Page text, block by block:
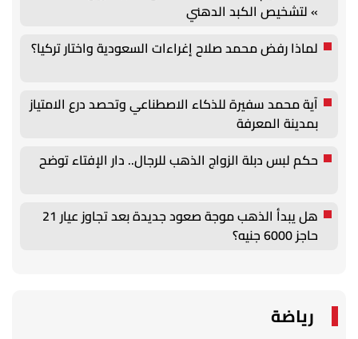
» لتشخيص الكبد الدهني
لماذا رفض محمد صلاح إغراءات السعودية واختار تركيا؟
آية محمد سفيرة للذكاء الاصطناعي وتحصد درع الامتياز
بمدينة المعرفة
حكم لبس دبلة الزواج الذهب للرجال.. دار الإفتاء توضح
هل يبدأ الذهب موجة صعود جديدة بعد تجاوز عيار 21
حاجز 6000 جنيه؟
رياضة